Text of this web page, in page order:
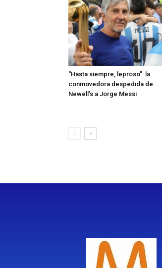
“Hasta siempre, leproso”: la
conmovedora despedida de
Newell’s a Jorge Messi